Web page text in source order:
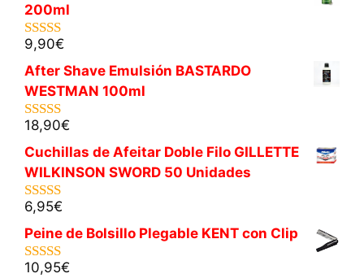
200ml
5.00de 5
9,90€
After Shave Emulsión BASTARDO
WESTMAN 100ml
5.00de 5
18,90€
Cuchillas de Afeitar Doble Filo GILLETTE
WILKINSON SWORD 50 Unidades
5.00de 5
6,95€
Peine de Bolsillo Plegable KENT con Clip
5.00de 5
10,95€